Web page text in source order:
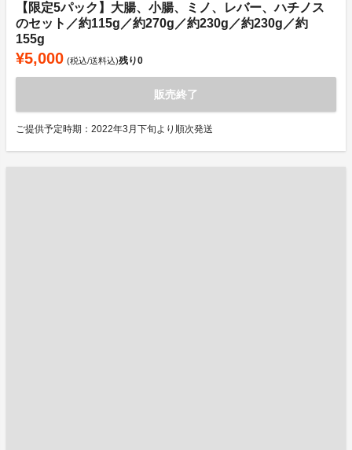
【限定5パック】大腸、小腸、ミノ、レバー、ハチノス
のセット／約115g／約270g／約230g／約230g／約
155g
¥5,000 (税込/送料込)残り0
販売終了
ご提供予定時期：2022年3月下旬より順次発送